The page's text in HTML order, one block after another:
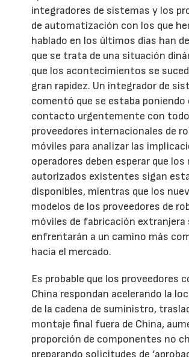
integradores de sistemas y los
de automatización con los que
hablado en los últimos días han
que se trata de una situación
que los acontecimientos se
gran rapidez. Un integrador de
comentó que se estaba poniendo
contacto urgentemente con
proveedores internacionales de
móviles para analizar las
operadores deben esperar que los
autorizados existentes sigan
disponibles, mientras que los
modelos de los proveedores de
móviles de fabricación extranjera
enfrentarán a un camino más
hacia el mercado.
Es probable que los proveedores
China respondan acelerando la
de la cadena de suministro,
montaje final fuera de China,
proporción de componentes no